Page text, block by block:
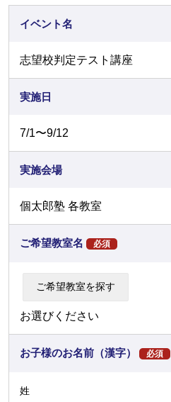
イベント名
志望校判定テスト講座
実施日
7/1〜9/12
実施会場
個太郎塾 各教室
ご希望教室名 必須
お選びください
お子様のお名前（漢字） 必須
姓